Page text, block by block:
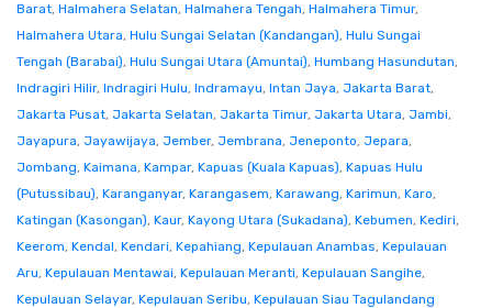
Barat, Halmahera Selatan, Halmahera Tengah, Halmahera Timur,
Halmahera Utara, Hulu Sungai Selatan (Kandangan), Hulu Sungai
Tengah (Barabai), Hulu Sungai Utara (Amuntai), Humbang Hasundutan,
Indragiri Hilir, Indragiri Hulu, Indramayu, Intan Jaya, Jakarta Barat,
Jakarta Pusat, Jakarta Selatan, Jakarta Timur, Jakarta Utara, Jambi,
Jayapura, Jayawijaya, Jember, Jembrana, Jeneponto, Jepara,
Jombang, Kaimana, Kampar, Kapuas (Kuala Kapuas), Kapuas Hulu
(Putussibau), Karanganyar, Karangasem, Karawang, Karimun, Karo,
Katingan (Kasongan), Kaur, Kayong Utara (Sukadana), Kebumen, Kediri,
Keerom, Kendal, Kendari, Kepahiang, Kepulauan Anambas, Kepulauan
Aru, Kepulauan Mentawai, Kepulauan Meranti, Kepulauan Sangihe,
Kepulauan Selayar, Kepulauan Seribu, Kepulauan Siau Tagulandang